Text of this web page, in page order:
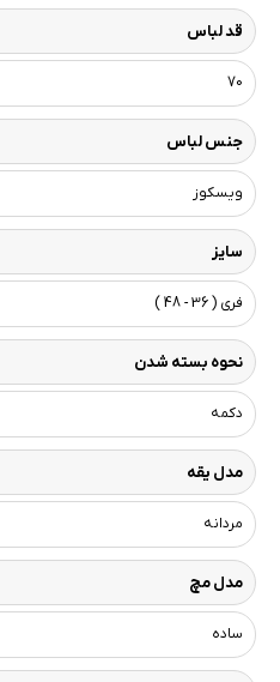
قد لباس
70
جنس لباس
ویسکوز
سایز
فری ( 36 - 48 )
نحوه بسته شدن
دکمه
مدل یقه
مردانه
مدل مچ
ساده